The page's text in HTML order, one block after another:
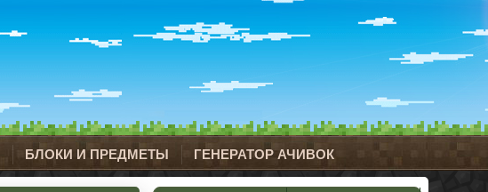
БЛОКИ И ПРЕДМЕТЫ ГЕНЕРАТОР АЧИВОК